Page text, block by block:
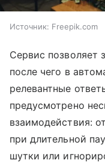
Источник: Freepik.com
Сервис позволяет
после чего в
релевантные
предусмотрено
взаимодействия:
при длительной
шутки или